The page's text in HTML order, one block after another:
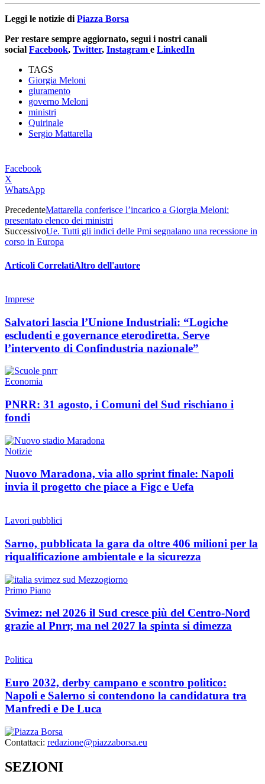
Leggi le notizie di Piazza Borsa
Per restare sempre aggiornato, segui i nostri canali
social Facebook, Twitter, Instagram e LinkedIn
TAGS
Giorgia Meloni
giuramento
governo Meloni
ministri
Quirinale
Sergio Mattarella
Facebook
X
WhatsApp
PrecedenteMattarella conferisce l’incarico a Giorgia Meloni:
presentato elenco dei ministri
SuccessivoUe. Tutti gli indici delle Pmi segnalano una recessione in
corso in Europa
Articoli CorrelatiAltro dell'autore
Imprese
Salvatori lascia l’Unione Industriali: “Logiche
escludenti e governance eterodiretta. Serve
l’intervento di Confindustria nazionale”
Economia
PNRR: 31 agosto, i Comuni del Sud rischiano i
fondi
Notizie
Nuovo Maradona, via allo sprint finale: Napoli
invia il progetto che piace a Figc e Uefa
Lavori pubblici
Sarno, pubblicata la gara da oltre 406 milioni per la
riqualificazione ambientale e la sicurezza
Primo Piano
Svimez: nel 2026 il Sud cresce più del Centro-Nord
grazie al Pnrr, ma nel 2027 la spinta si dimezza
Politica
Euro 2032, derby campano e scontro politico:
Napoli e Salerno si contendono la candidatura tra
Manfredi e De Luca
Contattaci: redazione@piazzaborsa.eu
SEZIONI